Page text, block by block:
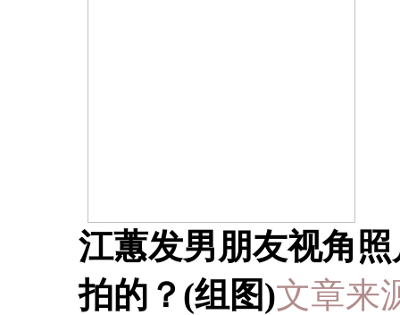
江蕙发男朋友视角
拍的？(组图)文章来